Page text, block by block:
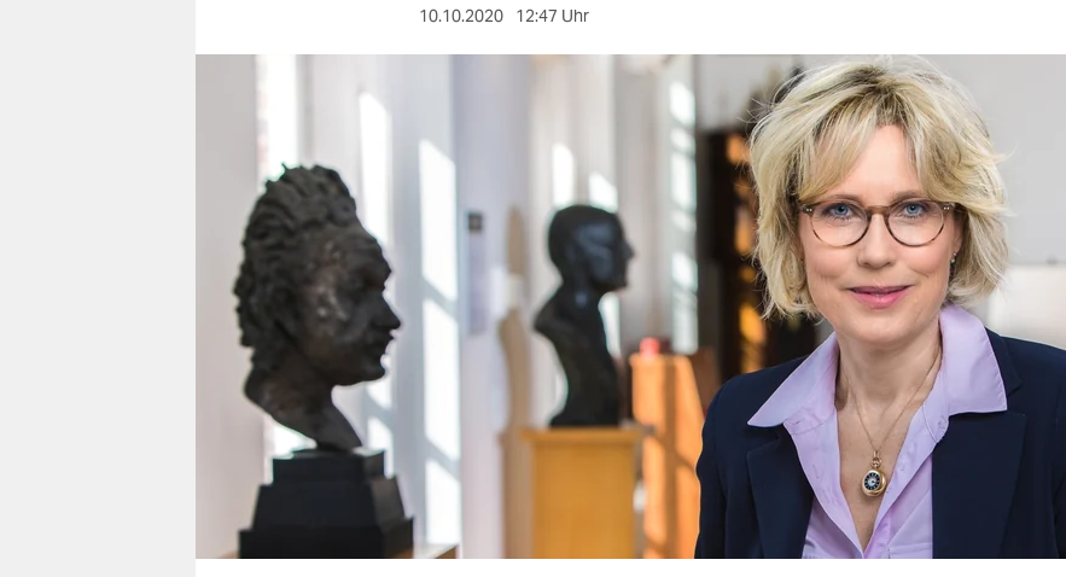
wahrheit
verlag
verlag
veranstaltungen
shop
fragen & hilfe
unterstützen
genossenschaft
10.10.2020 12:47 Uhr